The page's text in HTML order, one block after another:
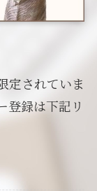
定されていま
登録は下記リ